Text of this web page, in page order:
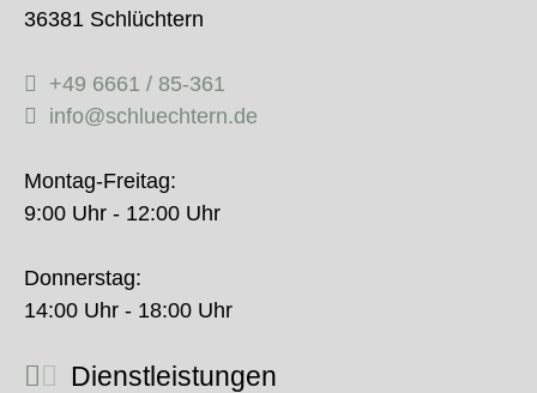
36381 Schlüchtern
+49 6661 / 85-361
info@schluechtern.de
Montag-Freitag:
9:00 Uhr - 12:00 Uhr
Donnerstag:
14:00 Uhr - 18:00 Uhr
Dienstleistungen